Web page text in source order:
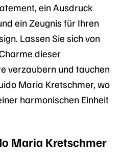
ein Ausdruck
ein Zeugnis für Ihren
Lassen Sie sich von
dieser
verzaubern und tauchen
Maria Kretschmer, wo
harmonischen Einheit
Maria Kretschmer